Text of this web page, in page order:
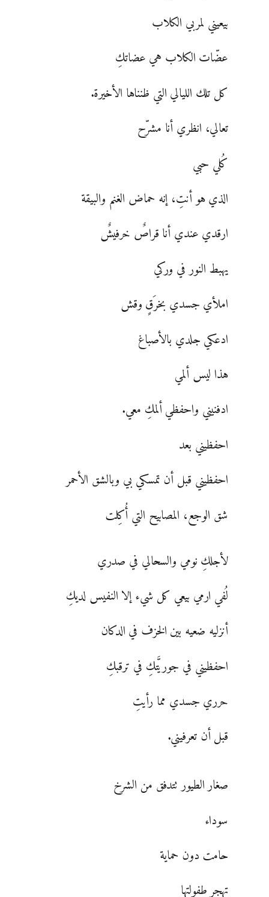
بيعيني لمربي الكلاب
عضّات الكلاب هي عضاتكِ
كل تلك الليالي التي ظنناها الأخيرة.
تعالي، انظري أنا مشرّح
كُلي حبي
الذي هو أنتِ، إنه حماض الغنم والبيقة
ارقدي عندي أنا قراصٌ خرفيشٌ
يهبط النور في وركي
املأي جسدي بخرَقٍ وقش
ادعكي جلدي بالأصباغ
هذا ليس ألمي
ادفنيني واحفظي ألمكِ معي.
احفظيني بعد
احفظيني قبل أن تمسكي بي وبالشق الأحمر
شق الوجع، المصابيح التي أُكِلت
لأجلكِ نومي والسحالي في صدري
لُفي ارمي بيعي كل شيء إلا النفيس لديكِ
أنزليه ضعيه بين الخزف في الدكان
احفظيني في جوريَّتكِ في ترقبكِ
حرري جسدي مما رأيتِ
قبل أن تعرفيني.
صغار الطيور تتدفق من الشرخ
سوداء
حامت دون حماية
تهجر طفولتها